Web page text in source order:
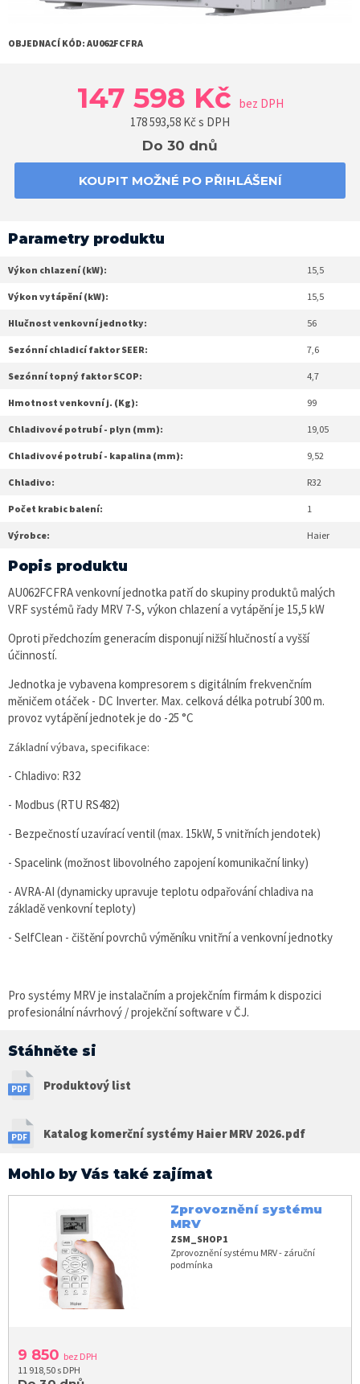
OBJEDNACÍ KÓD: AU062FCFRA
147 598 Kč bez DPH
178 593,58 Kč s DPH
Do 30 dnů
KOUPIT MOŽNÉ PO PŘIHLÁŠENÍ
Parametry produktu
Výkon chlazení (kW): 15,5
Výkon vytápění (kW): 15,5
Hlučnost venkovní jednotky: 56
Sezónní chladicí faktor SEER: 7,6
Sezónní topný faktor SCOP: 4,7
Hmotnost venkovní j. (Kg): 99
Chladivové potrubí - plyn (mm): 19,05
Chladivové potrubí - kapalina (mm): 9,52
Chladivo: R32
Počet krabic balení: 1
Výrobce: Haier
Popis produktu
AU062FCFRA venkovní jednotka patří do skupiny produktů malých
VRF systémů řady MRV 7-S, výkon chlazení a vytápění je 15,5 kW
Oproti předchozím generacím disponují nižší hlučností a vyšší
účinností.
Jednotka je vybavena kompresorem s digitálním frekvenčním
měničem otáček - DC Inverter. Max. celková délka potrubí 300 m.
provoz vytápění jednotek je do -25 °C
Základní výbava, specifikace:
- Chladivo: R32
- Modbus (RTU RS482)
- Bezpečností uzavírací ventil (max. 15kW, 5 vnitřních jendotek)
- Spacelink (možnost libovolného zapojení komunikační linky)
- AVRA-AI (dynamicky upravuje teplotu odpařování chladiva na
základě venkovní teploty)
- SelfClean - čištění povrchů výměníku vnitřní a venkovní jednotky
Pro systémy MRV je instalačním a projekčním firmám k dispozici
profesionální návrhový / projekční software v ČJ.
Stáhněte si
Produktový list
Katalog komerční systémy Haier MRV 2026.pdf
Mohlo by Vás také zajímat
Zprovoznění systému
MRV
ZSM_SHOP1
Zprovoznění systému MRV - záruční
podmínka
9 850 bez DPH
11 918,50 s DPH